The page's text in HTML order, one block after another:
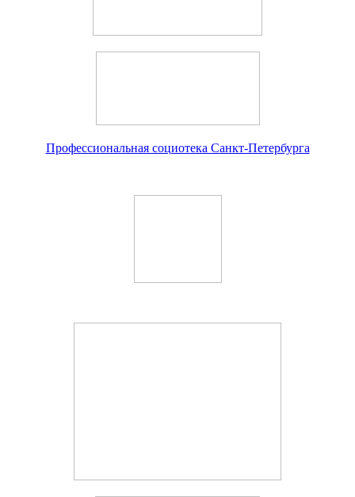
Профессиональная социотека Санкт-Петербурга